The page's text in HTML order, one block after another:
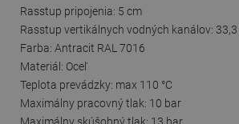
Rasstup pripojenia: 5 cm
Rasstup vertikálnych vodných kanálov:
Farba: Antracit RAL 7016
Materiál: Oceľ
Teplota prevádzky: max 110 °C
Maximálny pracovný tlak: 10 bar
Maximálny skúšobný tlak: 13 bar